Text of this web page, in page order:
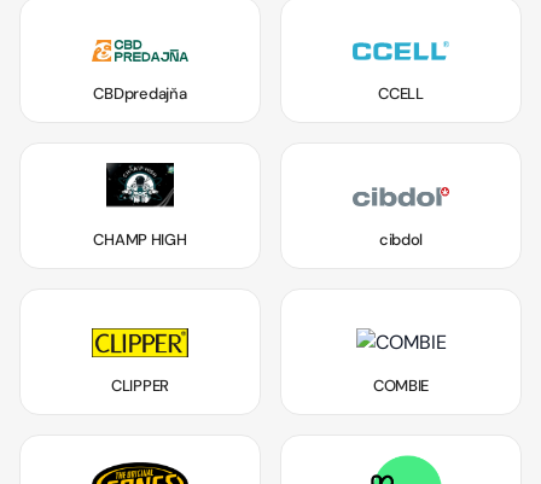
CBDpredajňa CCELL
CHAMP HIGH cibdol
CLIPPER COMBIE